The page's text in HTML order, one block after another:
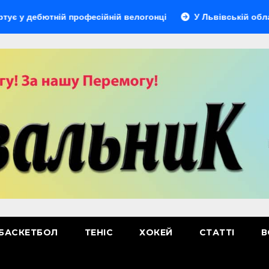
професійній велогонці У Львівській області
ТЕНІС ХОКЕЙ СТАТТІ